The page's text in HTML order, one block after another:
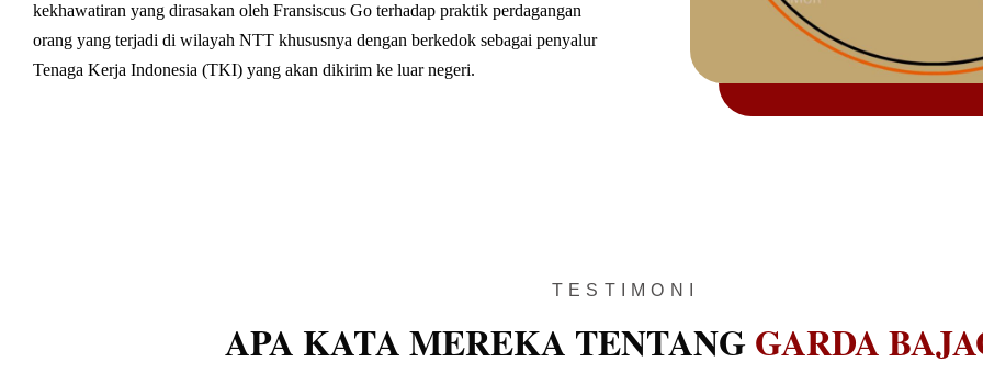
kekhawatiran yang dirasakan oleh Fransiscus Go terhadap praktik perdagangan
orang yang terjadi di wilayah NTT khususnya dengan berkedok sebagai penyalur
Tenaga Kerja Indonesia (TKI) yang akan dikirim ke luar negeri.
TESTIMONI
APA KATA MEREKA TENTANGGARDA